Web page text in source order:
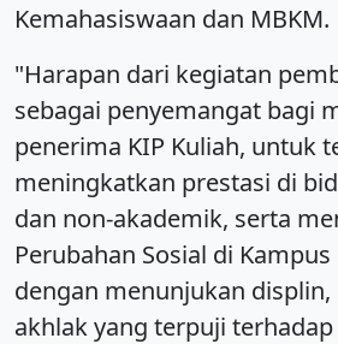
Kemahasiswaan dan MBKM.
"Harapan dari kegiatan
sebagai penyemangat bagi
penerima KIP Kuliah, untuk
meningkatkan prestasi di
dan non-akademik, serta
Perubahan Sosial di
dengan menunjukan displin,
akhlak yang terpuji